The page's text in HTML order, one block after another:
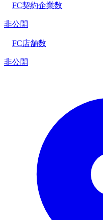
FC契約企業数
非公開
FC店舗数
非公開